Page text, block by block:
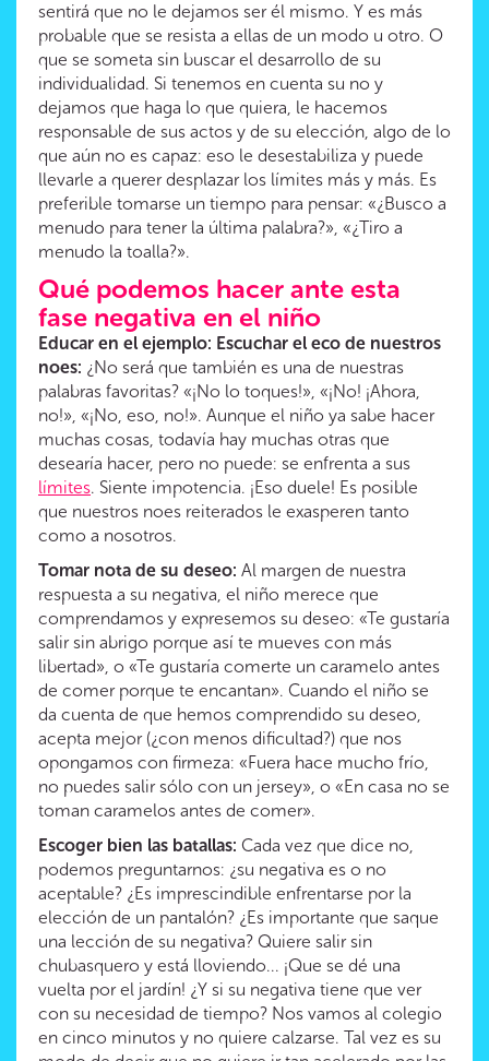
sentirá que no le dejamos ser él mismo. Y es más
probable que se resista a ellas de un modo u otro. O
que se someta sin buscar el desarrollo de su
individualidad. Si tenemos en cuenta su no y
dejamos que haga lo que quiera, le hacemos
responsable de sus actos y de su elección, algo de lo
que aún no es capaz: eso le desestabiliza y puede
llevarle a querer desplazar los límites más y más. Es
preferible tomarse un tiempo para pensar: «¿Busco a
menudo para tener la última palabra?», «¿Tiro a
menudo la toalla?».
Qué podemos hacer ante esta
fase negativa en el niño
Educar en el ejemplo: Escuchar el eco de nuestros
noes: ¿No será que también es una de nuestras
palabras favoritas? «¡No lo toques!», «¡No! ¡Ahora,
no!», «¡No, eso, no!». Aunque el niño ya sabe hacer
muchas cosas, todavía hay muchas otras que
desearía hacer, pero no puede: se enfrenta a sus
límites. Siente impotencia. ¡Eso duele! Es posible
que nuestros noes reiterados le exasperen tanto
como a nosotros.
Tomar nota de su deseo: Al margen de nuestra
respuesta a su negativa, el niño merece que
comprendamos y expresemos su deseo: «Te gustaría
salir sin abrigo porque así te mueves con más
libertad», o «Te gustaría comerte un caramelo antes
de comer porque te encantan». Cuando el niño se
da cuenta de que hemos comprendido su deseo,
acepta mejor (¿con menos dificultad?) que nos
opongamos con firmeza: «Fuera hace mucho frío,
no puedes salir sólo con un jersey», o «En casa no se
toman caramelos antes de comer».
Escoger bien las batallas: Cada vez que dice no,
podemos preguntarnos: ¿su negativa es o no
aceptable? ¿Es imprescindible enfrentarse por la
elección de un pantalón? ¿Es importante que saque
una lección de su negativa? Quiere salir sin
chubasquero y está lloviendo... ¡Que se dé una
vuelta por el jardín! ¿Y si su negativa tiene que ver
con su necesidad de tiempo? Nos vamos al colegio
en cinco minutos y no quiere calzarse. Tal vez es su